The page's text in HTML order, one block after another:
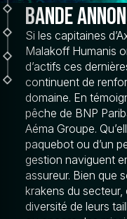
BANDE
Si les capitaines
Malakoff Humanis
d’actifs ces
continuent de
domaine. En
pêche de BNP
Aéma Groupe.
paquebot ou d’un
gestion naviguent
assureur. Bien que
krakens du
diversité de leurs